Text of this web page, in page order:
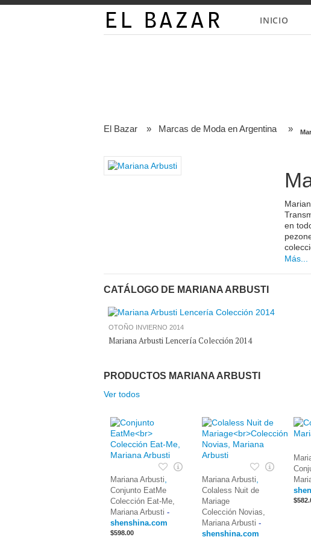
INICIO
El Bazar » Marcas de Moda en Argentina »
en
Más...
CATÁLOGO DE MARIANA ARBUSTI
OTOÑO INVIERNO 2014
Mariana Arbusti Lencería Colección 2014
PRODUCTOS MARIANA ARBUSTI
Ver todos
Mariana Arbusti
Conjunto EatMe
Colección Eat-Me,
Mariana Arbusti -
shenshina.com
$598.00
Mariana Arbusti
Colaless Nuit de
Mariage
Colección Novias,
Mariana Arbusti -
shenshina.com